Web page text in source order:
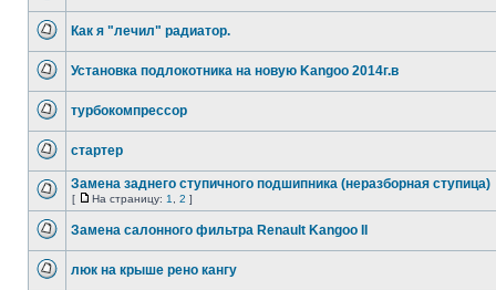
Как я "лечил" радиатор.
Установка подлокотника на новую Kangoo 2014г.в
турбокомпрессор
стартер
Замена заднего ступичного подшипника (неразборная ступица)
[ На страницу: 1 2 ]
Замена салонного фильтра Renault Kangoo II
люк на крыше рено кангу